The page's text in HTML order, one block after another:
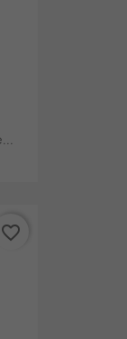
favorite_border